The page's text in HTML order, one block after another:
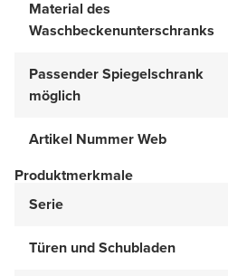
Material des
Waschbeckenunterschranks
Passender Spiegelschrank
möglich
Artikel Nummer Web
Produktmerkmale
Serie
Türen und Schubladen